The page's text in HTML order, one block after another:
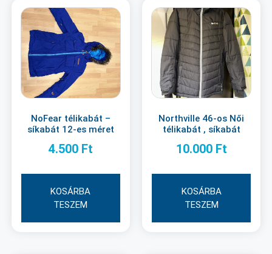
NoFear télikabát –
síkabát 12-es méret
4.500 Ft
KOSÁRBA
TESZEM
Northville 46-os Női
télikabát , síkabát
10.000 Ft
KOSÁRBA
TESZEM